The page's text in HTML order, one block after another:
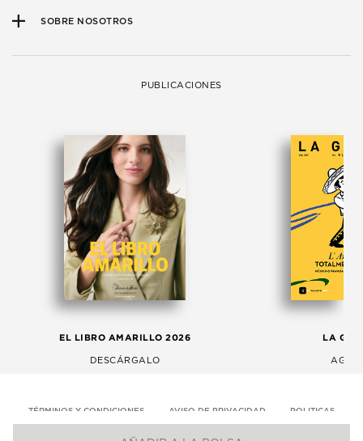
SOBRE NOSOTROS
PUBLICACIONES
EL LIBRO AMARILLO 2026
DESCÁRGALO
LA
TÉRMINOS Y CONDICIONES AVISO DE PRIVACIDAD POLITICAS